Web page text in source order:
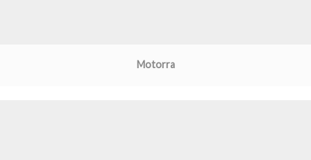
Motorra